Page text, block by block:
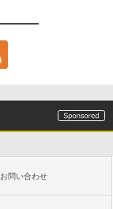
お問い合わせ